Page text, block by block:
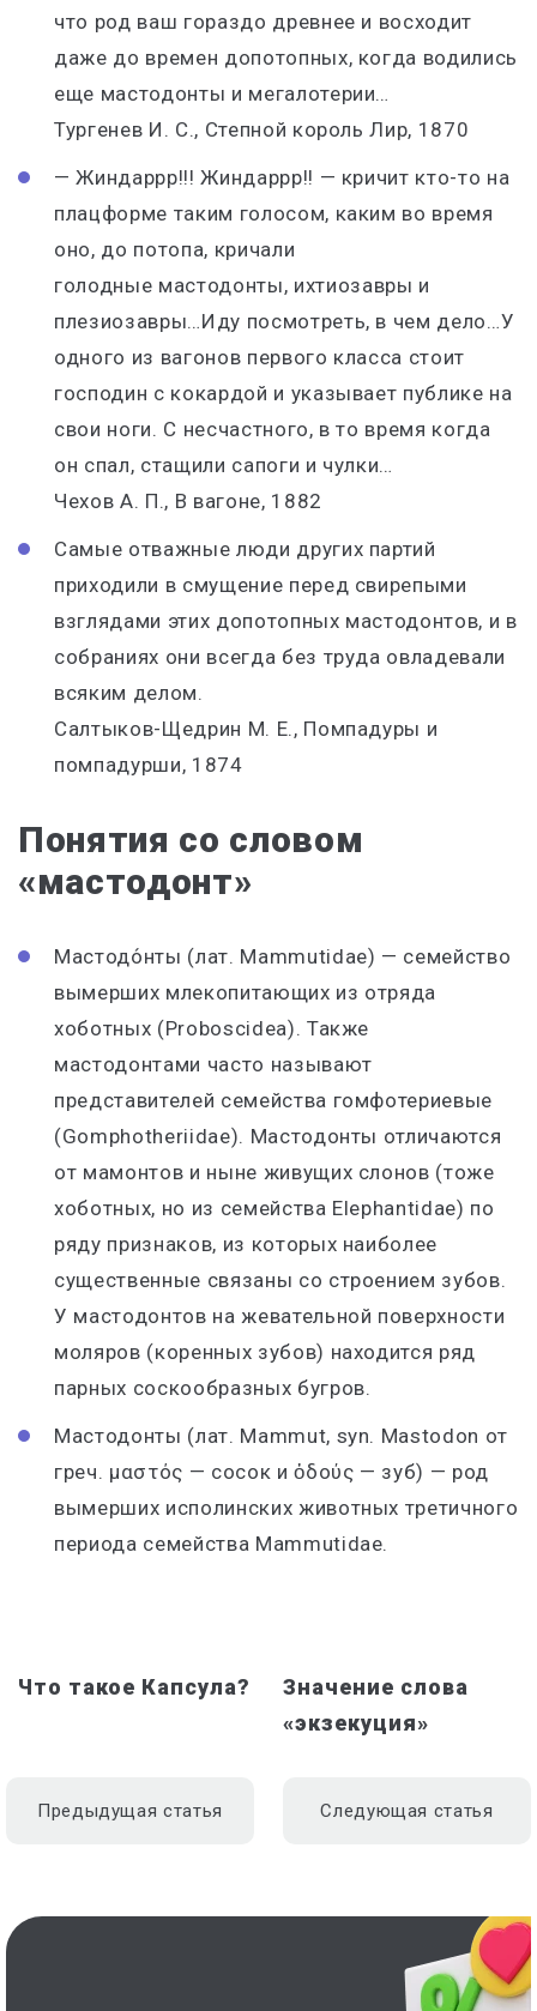
что род ваш гораздо древнее и восходит
даже до времен допотопных, когда водились
еще мастодонты и мегалотерии…
Тургенев И. С., Степной король Лир, 1870
— Жиндаррр!!! Жиндаррр!! — кричит кто-то на
плацформе таким голосом, каким во время
оно, до потопа, кричали
голодные мастодонты, ихтиозавры и
плезиозавры…Иду посмотреть, в чем дело…У
одного из вагонов первого класса стоит
господин с кокардой и указывает публике на
свои ноги. С несчастного, в то время когда
он спал, стащили сапоги и чулки…
Чехов А. П., В вагоне, 1882
Самые отважные люди других партий
приходили в смущение перед свирепыми
взглядами этих допотопных мастодонтов, и в
собраниях они всегда без труда овладевали
всяким делом.
Салтыков-Щедрин М. Е., Помпадуры и
помпадурши, 1874
Понятия со словом
«мастодонт»
Мастодо́нты (лат. Mammutidae) — семейство
вымерших млекопитающих из отряда
хоботных (Proboscidea). Также
мастодонтами часто называют
представителей семейства гомфотериевые
(Gomphotheriidae). Мастодонты отличаются
от мамонтов и ныне живущих слонов (тоже
хоботных, но из семейства Elephantidae) по
ряду признаков, из которых наиболее
существенные связаны со строением зубов.
У мастодонтов на жевательной поверхности
моляров (коренных зубов) находится ряд
парных соскообразных бугров.
Мастодонты (лат. Mammut, syn. Mastodon от
греч. μαστός — сосок и ὀδούς — зуб) — род
вымерших исполинских животных третичного
периода семейства Mammutidae.
Что такое Капсула?
Предыдущая статья
Значение слова
«экзекуция»
Следующая статья